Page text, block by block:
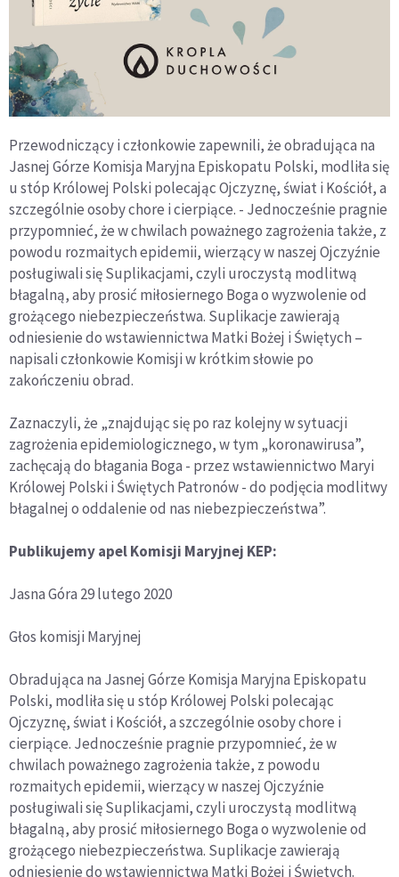
Przewodniczący i członkowie zapewnili, że obradująca na
Jasnej Górze Komisja Maryjna Episkopatu Polski, modliła się
u stóp Królowej Polski polecając Ojczyznę, świat i Kościół, a
szczególnie osoby chore i cierpiące. - Jednocześnie pragnie
przypomnieć, że w chwilach poważnego zagrożenia także, z
powodu rozmaitych epidemii, wierzący w naszej Ojczyźnie
posługiwali się Suplikacjami, czyli uroczystą modlitwą
błagalną, aby prosić miłosiernego Boga o wyzwolenie od
grożącego niebezpieczeństwa. Suplikacje zawierają
odniesienie do wstawiennictwa Matki Bożej i Świętych –
napisali członkowie Komisji w krótkim słowie po
zakończeniu obrad.
Zaznaczyli, że „znajdując się po raz kolejny w sytuacji
zagrożenia epidemiologicznego, w tym „koronawirusa”,
zachęcają do błagania Boga - przez wstawiennictwo Maryi
Królowej Polski i Świętych Patronów - do podjęcia modlitwy
błagalnej o oddalenie od nas niebezpieczeństwa”.
Publikujemy apel Komisji Maryjnej KEP:
Jasna Góra 29 lutego 2020
Głos komisji Maryjnej
Obradująca na Jasnej Górze Komisja Maryjna Episkopatu
Polski, modliła się u stóp Królowej Polski polecając
Ojczyznę, świat i Kościół, a szczególnie osoby chore i
cierpiące. Jednocześnie pragnie przypomnieć, że w
chwilach poważnego zagrożenia także, z powodu
rozmaitych epidemii, wierzący w naszej Ojczyźnie
posługiwali się Suplikacjami, czyli uroczystą modlitwą
błagalną, aby prosić miłosiernego Boga o wyzwolenie od
grożącego niebezpieczeństwa. Suplikacje zawierają
odniesienie do wstawiennictwa Matki Bożej i Świętych.